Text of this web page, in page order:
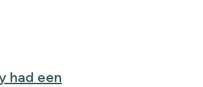
had een